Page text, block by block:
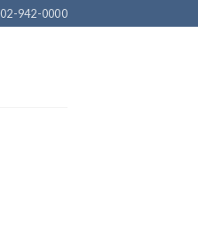
02-942-0000